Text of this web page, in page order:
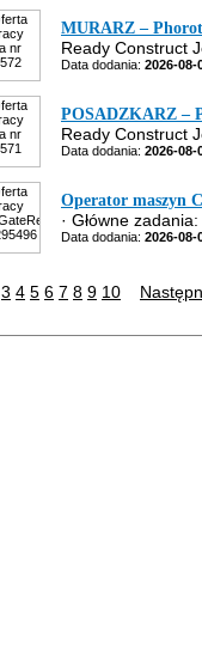
MURARZ –
Ready Construct
Data dodania: 2026-08-
POSADZKARZ –
Ready Construct
Data dodania: 2026-08-
Operator maszyn
· Główne
Data dodania: 2026-08-
3 4 5 6 7 8 9 10